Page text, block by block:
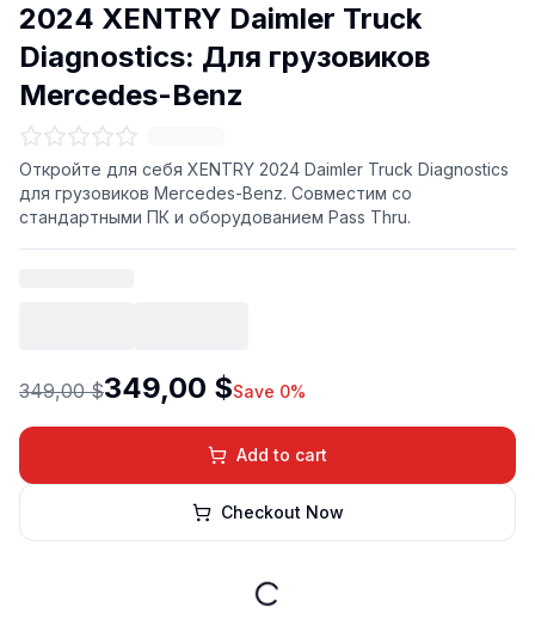
2024 XENTRY Daimler Truck
Diagnostics: Для грузовиков
Mercedes-Benz
Откройте для себя XENTRY 2024 Daimler Truck Diagnostics
для грузовиков Mercedes-Benz. Совместим со
стандартными ПК и оборудованием Pass Thru.
349,00 $349,00 $Save 0%
Add to cart
Checkout Now